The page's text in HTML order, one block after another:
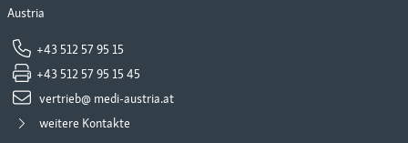
Austria
+43 512 57 95 15
+43 512 57 95 15 45
vertrieb@ medi-austria.at
weitere Kontakte